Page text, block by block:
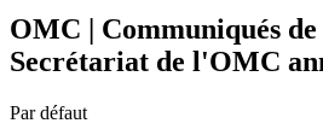
OMC | Communiqués de
Secrétariat de l'OMC
Par défaut